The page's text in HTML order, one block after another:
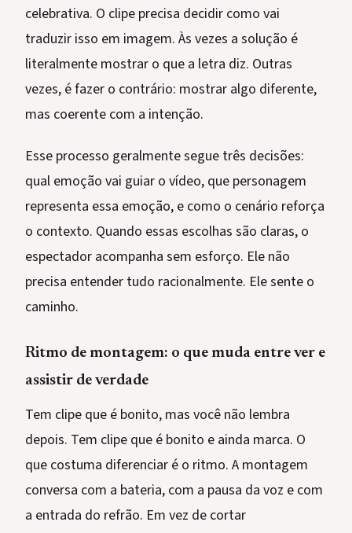
celebrativa. O clipe precisa decidir como vai
traduzir isso em imagem. Às vezes a solução é
literalmente mostrar o que a letra diz. Outras
vezes, é fazer o contrário: mostrar algo diferente,
mas coerente com a intenção.
Esse processo geralmente segue três decisões:
qual emoção vai guiar o vídeo, que personagem
representa essa emoção, e como o cenário reforça
o contexto. Quando essas escolhas são claras, o
espectador acompanha sem esforço. Ele não
precisa entender tudo racionalmente. Ele sente o
caminho.
Ritmo de montagem: o que muda entre ver e
assistir de verdade
Tem clipe que é bonito, mas você não lembra
depois. Tem clipe que é bonito e ainda marca. O
que costuma diferenciar é o ritmo. A montagem
conversa com a bateria, com a pausa da voz e com
a entrada do refrão. Em vez de cortar